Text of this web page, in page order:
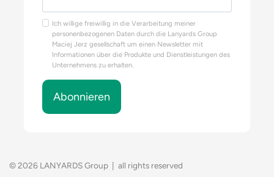
Ich willige freiwillig in die Verarbeitung meiner
personenbezogenen Daten durch die Lanyards Group
Maciej Jerz gesellschaft um einen Newsletter mit
Informationen über die Produkte und Dienstleistungen des
Unternehmens zu erhalten.
Abonnieren
© 2026 LANYARDS Group | all rights reserved